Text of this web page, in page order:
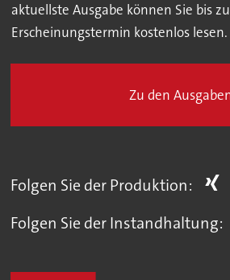
aktuellste Ausgabe können Sie bis
Erscheinungstermin kostenlos lesen.
Zu den
Folgen Sie der Produktion:
Folgen Sie der Instandhaltung: